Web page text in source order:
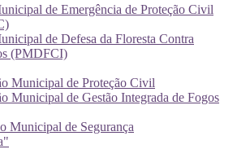
de Emergência de Proteção Civil
de Defesa da Floresta Contra
(PMDFCI)
Municipal de Proteção Civil
Municipal de Gestão Integrada de Fogos
Municipal de Segurança